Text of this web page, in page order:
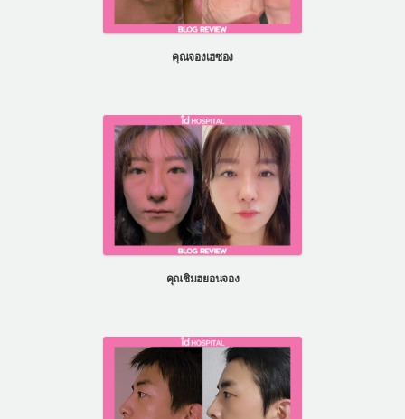
คุณจองเฮซอง
คุณชิมฮยอนจอง